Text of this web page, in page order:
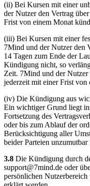
(ii) Bei Kursen mit einer
der Nutzer den Vertrag
Frist von einem Monat
(iii) Bei Kursen mit einer
7Mind und der Nutzer den
14 Tagen zum Ende der
Kündigung nicht, so
Zeit. 7Mind und der Nutzer
jederzeit mit einer Frist
(iv) Die Kündigung aus
Ein wichtiger Grund liegt
Fortsetzung des
oder bis zum Ablauf der
Berücksichtigung aller
beider Parteien unzumutbar
3.8 Die Kündigung durch
support@7mind.de oder
persönlichen Nutzerbereich